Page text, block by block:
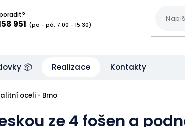
951 (po - pá: 7:00 - 15:30)
📦 Realizace Kontakty
oceli - Brno
ze 4 fošen a